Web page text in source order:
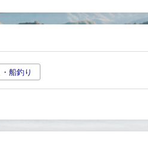
船釣り